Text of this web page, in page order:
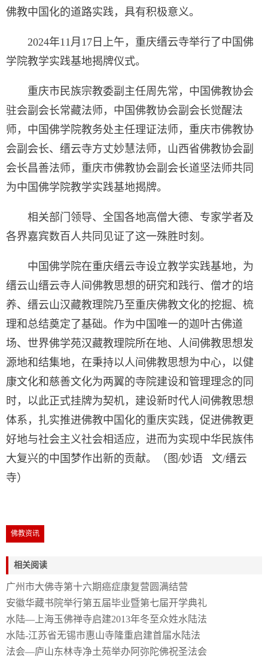
佛教中国化的道路实践，具有积极意义。
2024年11月17日上午，重庆缙云寺举行了中国佛
学院教学实践基地揭牌仪式。
重庆市民族宗教委副主任周先常，中国佛教协会
驻会副会长常藏法师，中国佛教协会副会长觉醒法
师，中国佛学院教务处主任理证法师，重庆市佛教协
会副会长、缙云寺方丈妙慧法师，山西省佛教协会副
会长昌善法师，重庆市佛教协会副会长道坚法师共同
为中国佛学院教学实践基地揭牌。
相关部门领导、全国各地高僧大德、专家学者及
各界嘉宾数百人共同见证了这一殊胜时刻。
中国佛学院在重庆缙云寺设立教学实践基地，为
缙云山缙云寺人间佛教思想的研究和践行、僧才的培
养、缙云山汉藏教理院乃至重庆佛教文化的挖掘、梳
理和总结奠定了基础。作为中国唯一的迦叶古佛道
场、世界佛学苑汉藏教理院所在地、人间佛教思想发
源地和结集地，在秉持以人间佛教思想为中心，以健
康文化和慈善文化为两翼的寺院建设和管理理念的同
时，以此正式挂牌为契机，建设新时代人间佛教思想
体系，扎实推进佛教中国化的重庆实践，促进佛教更
好地与社会主义社会相适应，进而为实现中华民族伟
大复兴的中国梦作出新的贡献。（图/妙语 文/缙云
寺）
佛教资讯
相关阅读
广州市大佛寺第十六期癌症康复营圆满结营
安徽华藏书院举行第五届毕业暨第七届开学典礼
水陆—上海玉佛禅寺启建2013年冬至众姓水陆法
水陆-江苏省无锡市惠山寺隆重启建首届水陆法
法会—庐山东林寺净土苑举办阿弥陀佛祝圣法会